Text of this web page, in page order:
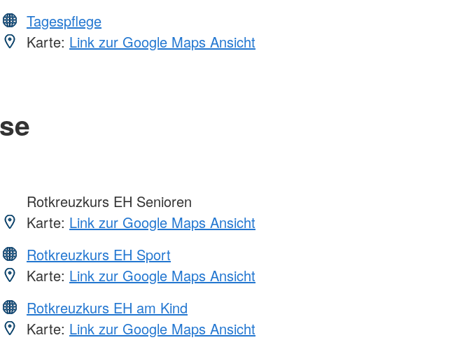
Tagespflege
Karte: Link zur Google Maps Ansicht
Rotkreuzkurs EH Senioren
Karte: Link zur Google Maps Ansicht
Rotkreuzkurs EH Sport
Karte: Link zur Google Maps Ansicht
Rotkreuzkurs EH am Kind
Karte: Link zur Google Maps Ansicht